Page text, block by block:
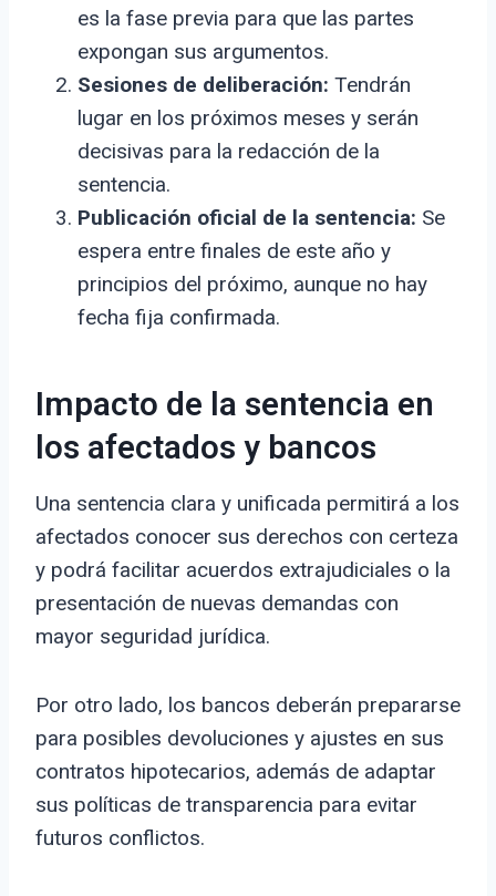
es la fase previa para que las partes
expongan sus argumentos.
Sesiones de deliberación: Tendrán
lugar en los próximos meses y serán
decisivas para la redacción de la
sentencia.
Publicación oficial de la sentencia: Se
espera entre finales de este año y
principios del próximo, aunque no hay
fecha fija confirmada.
Impacto de la sentencia en
los afectados y bancos
Una sentencia clara y unificada permitirá a los
afectados conocer sus derechos con certeza
y podrá facilitar acuerdos extrajudiciales o la
presentación de nuevas demandas con
mayor seguridad jurídica.
Por otro lado, los bancos deberán prepararse
para posibles devoluciones y ajustes en sus
contratos hipotecarios, además de adaptar
sus políticas de transparencia para evitar
futuros conflictos.